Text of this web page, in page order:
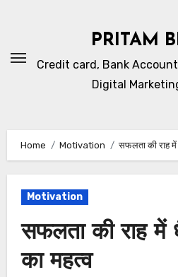
PRITAM
Credit card, Bank
Digital
Home Motivation सफलता की राह में
Motivation
सफलता की राह में
का महत्व